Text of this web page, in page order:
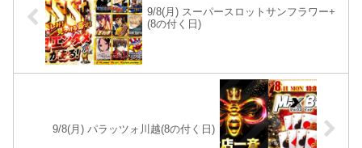
9/8(月) スーパースロットサンフラワー+
(8の付く日)
9/8(月) パラッツォ川越(8の付く日)